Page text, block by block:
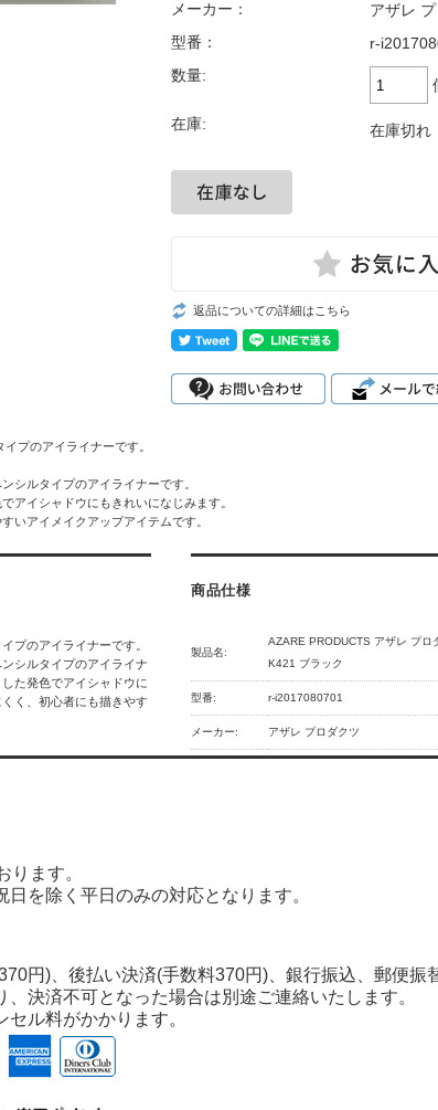
メーカー：
アザレ
型番：
r-
数量:
在庫: 在庫切れ
返品についての詳細はこちら
プのアイライナーです。
シルタイプのアイライナーです。
アイシャドウにもきれいになじみます。
いアイメイクアップアイテムです。
プのアイライナーです。
シルタイプのアイライナ
た発色でアイシャドウに
く、初心者にも描きやす
商品仕様
製品名:
AZARE PRODUCTS アザレ プロ
K421 ブラック
型番: r-i2017080701
メーカー: アザレ プロダクツ
ます。
を除く平日のみの対応となります。
円)、後払い決済(手数料370円)、銀行振込、郵便振
決済不可となった場合は別途ご連絡いたします。
ル料がかかります。